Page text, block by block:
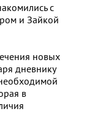
с
и Зайкой
новых
дневнику
в